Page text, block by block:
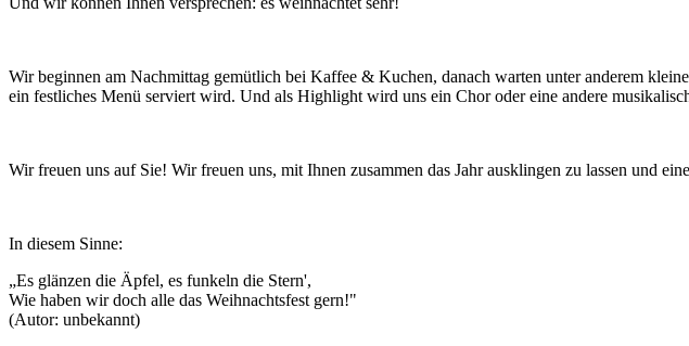
Wir beginnen am Nachmittag gemütlich bei Kaffee & Kuchen, danach warten unter anderem
ein festliches Menü serviert wird. Und als Highlight wird uns ein Chor oder eine andere
Wir freuen uns auf Sie! Wir freuen uns, mit Ihnen zusammen das Jahr ausklingen zu lassen und
In diesem Sinne:
„Es glänzen die Äpfel, es funkeln die Stern',
Wie haben wir doch alle das Weihnachtsfest gern!"
(Autor: unbekannt)